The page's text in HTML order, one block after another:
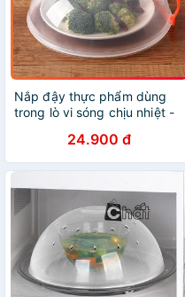
Nắp đậy thực phẩm dùng
trong lò vi sóng chịu nhiệt -
cầm tiện dụng24.900 đ